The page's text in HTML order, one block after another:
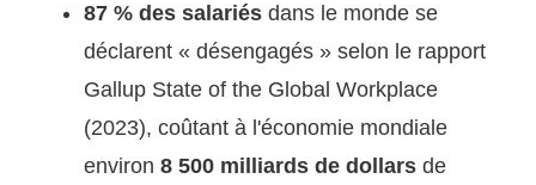
87 % des salariés dans le monde se
déclarent « désengagés » selon le rapport
Gallup State of the Global Workplace
(2023), coûtant à l'économie mondiale
environ 8 500 milliards de dollars de